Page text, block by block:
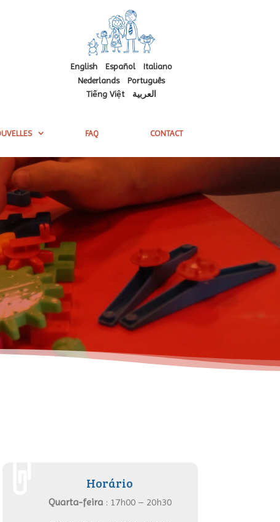
English Español
Italiano
Nederlands
Português
Tiếng Việt
العربية
FAQ CONTACT
Horário
Quarta-feira : 17h00 – 20h30